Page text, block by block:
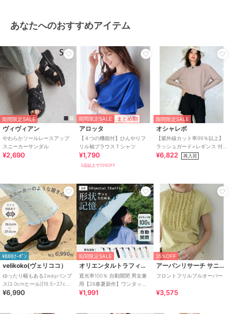
あなたへのおすすめアイテム
期間限定SALE
ヴィヴィアン
やわらかソールレースアップ
スニーカーサンダル
¥2,690
期間限定SALE まとめ割
アロッタ
【４つの機能付】ひんやりフ
リル袖ブラウスＴシャツ
¥1,790
3点以上で10%OFF
期間限定SALE
オシャレボ
【紫外線カット率99％以上】
ラッシュガード×レギンス 付
き タンキニ
¥6,822 再入荷
¥888ｸｰﾎﾟﾝ
velikoko(ヴェリココ）
ゆったり幅もある2wayパンプ
ス(3.0cmヒール)[19.5~27cm]
ラクチンきれいシューズ
¥6,990
期間限定SALE
オリエンタルトラフィック
遮光率100％ 自動開閉 男女兼
用【26春夏新作】ワンタッチ
晴雨兼用 折りたたみ傘 /G-
¥1,991
35%OFF
アーバンリサーチ サニーレーベル
フロントフリルプルオーバー
¥3,575